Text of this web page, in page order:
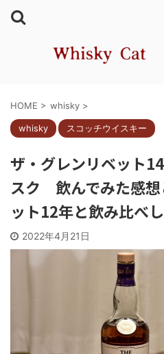
HOME > whisky >
whisky スコッチウイスキー
ザ・グレンリベット
スク 飲んでみた感
ット12年と飲み比べ
2022年4月21日